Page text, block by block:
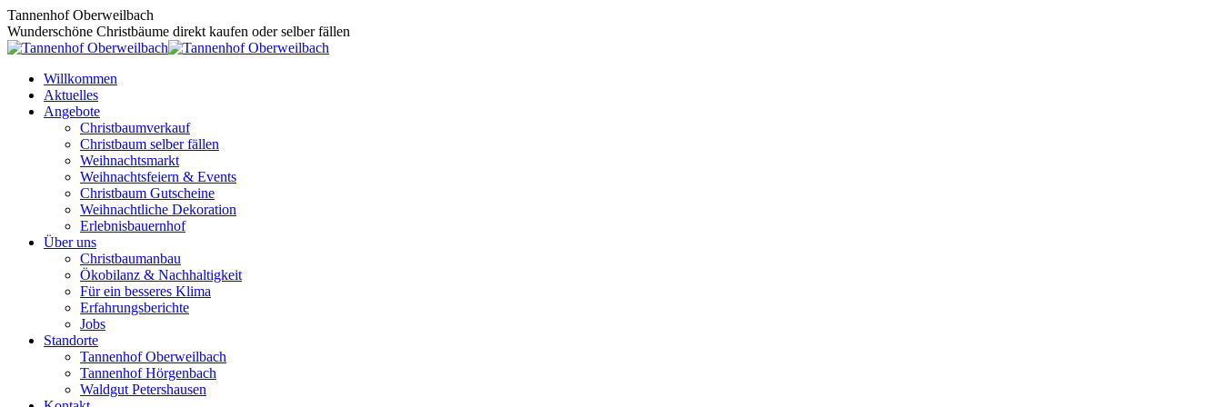
Zum
Inhalt
springen
Tannenhof Oberweilbach
Wunderschöne Christbäume direkt kaufen oder selber fällen
Willkommen
Aktuelles
Angebote
Christbaumverkauf
Christbaum selber fällen
Weihnachtsmarkt
Weihnachtsfeiern & Events
Christbaum Gutscheine
Weihnachtliche Dekoration
Erlebnisbauernhof
Über uns
Christbaumanbau
Ökobilanz & Nachhaltigkeit
Für ein besseres Klima
Erfahrungsberichte
Jobs
Standorte
Tannenhof Oberweilbach
Tannenhof Hörgenbach
Waldgut Petershausen